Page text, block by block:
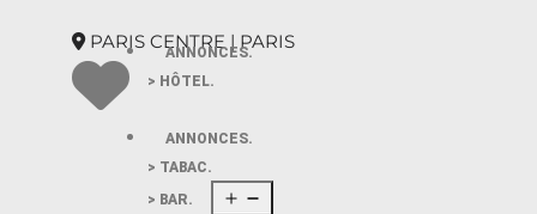
ANNONCES.
> HÔTEL.
ANNONCES.
> TABAC.
> BAR.
PARIS CENTRE | PARIS